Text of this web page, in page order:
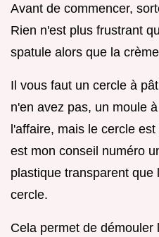
Avant de commencer,
Rien n'est plus frustrant
spatule alors que la
Il vous faut un cercle à
n'en avez pas, un moule
l'affaire, mais le cercle
est mon conseil numéro
plastique transparent que
cercle.
Cela permet de